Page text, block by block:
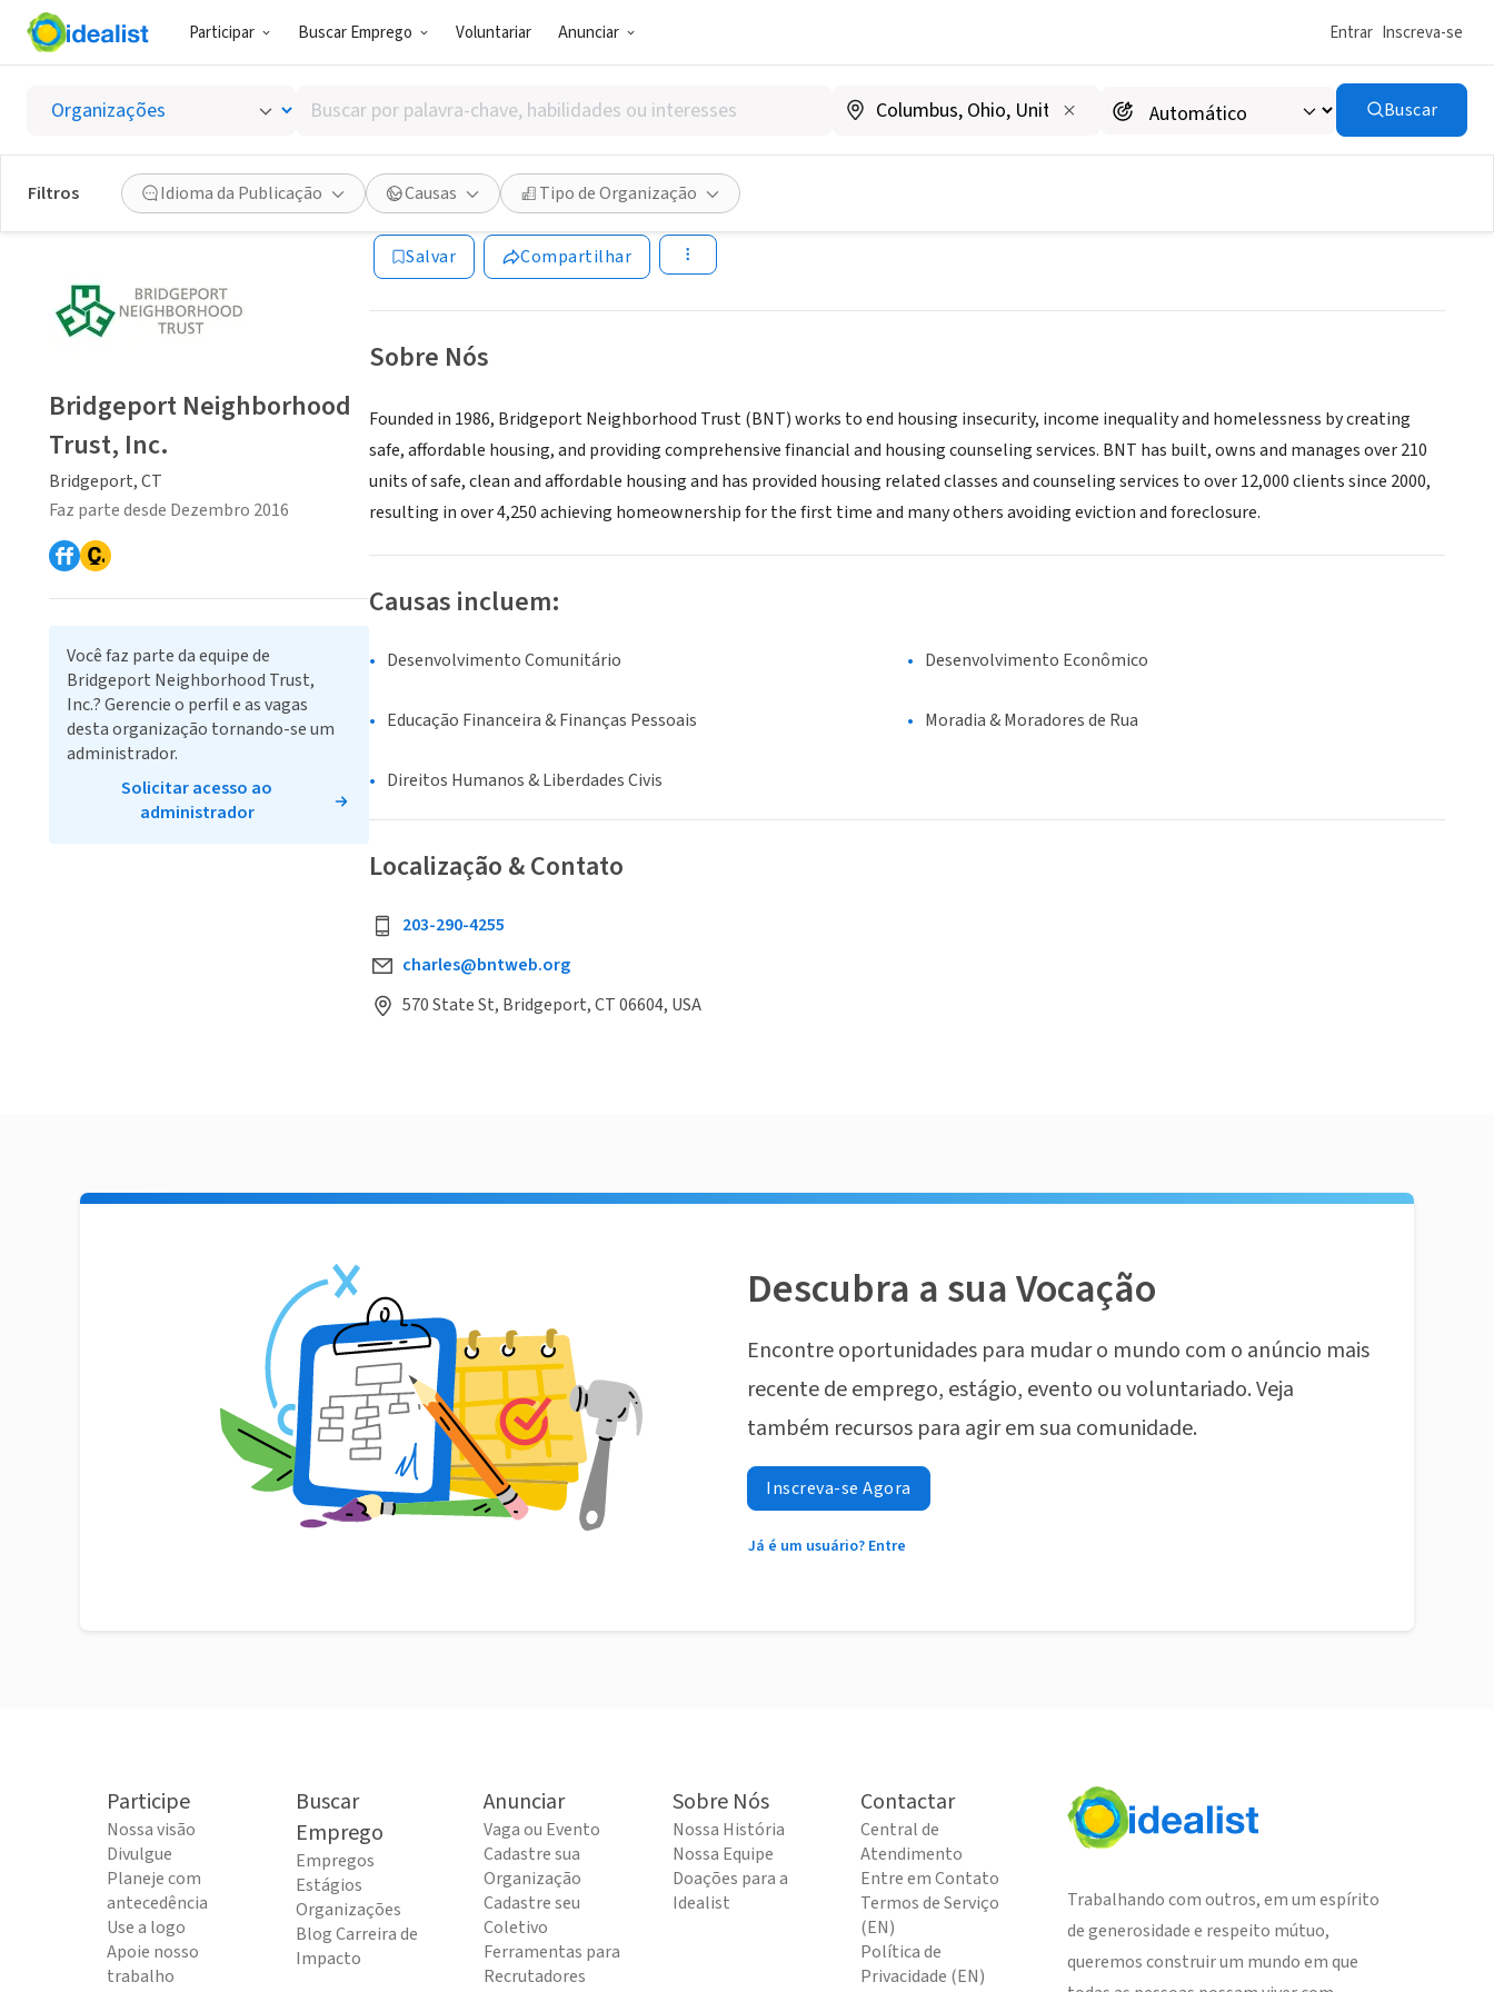
Participar Buscar Emprego Voluntariar Anunciar Entrar Inscreva-se
Buscar
por
palavra-
chave,
habilidades
ou
interesses
Buscar
Filtros Idioma da Publicação Causas Tipo de Organização
Bridgeport Neighborhood Trust, Inc.
Bridgeport, CT www.bntweb.org/
Salvar Compartilhar
Sobre Nós
Founded in 1986, Bridgeport Neighborhood Trust (BNT) works to end housing insecurity, income inequality and homelessness by creating
safe, affordable housing, and providing comprehensive financial and housing counseling services. BNT has built, owns and manages over 210
units of safe, clean and affordable housing and has provided housing related classes and counseling services to over 12,000 clients since 2000,
resulting in over 4,250 achieving homeownership for the first time and many others avoiding eviction and foreclosure.
Causas incluem:
Desenvolvimento Comunitário Desenvolvimento Econômico
Educação Financeira & Finanças Pessoais Moradia & Moradores de Rua
Direitos Humanos & Liberdades Civis
Localização & Contato
203-290-4255
charles@bntweb.org
570 State St, Bridgeport, CT 06604, USA
Bridgeport Neighborhood
Trust, Inc.
Bridgeport, CT
Faz parte desde Dezembro 2016
Você faz parte da equipe de
Bridgeport Neighborhood Trust,
Inc.? Gerencie o perfil e as vagas
desta organização tornando-se um
administrador.
Solicitar acesso ao
administrador
Descubra a sua Vocação
Encontre oportunidades para mudar o mundo com o anúncio mais
recente de emprego, estágio, evento ou voluntariado. Veja
também recursos para agir em sua comunidade.
Inscreva-se Agora
Já é um usuário? Entre
Participe
Nossa visão
Divulgue
Planeje com
antecedência
Use a logo
Apoie nosso
trabalho
Buscar
Emprego
Empregos
Estágios
Organizações
Blog Carreira de
Impacto
Anunciar
Vaga ou Evento
Cadastre sua
Organização
Cadastre seu
Coletivo
Ferramentas para
Recrutadores
Sobre Nós
Nossa História
Nossa Equipe
Doações para a
Idealist
Contactar
Central de
Atendimento
Entre em Contato
Termos de Serviço
(EN)
Política de
Privacidade (EN)
Trabalhando com outros, em um espírito
de generosidade e respeito mútuo,
queremos construir um mundo em que